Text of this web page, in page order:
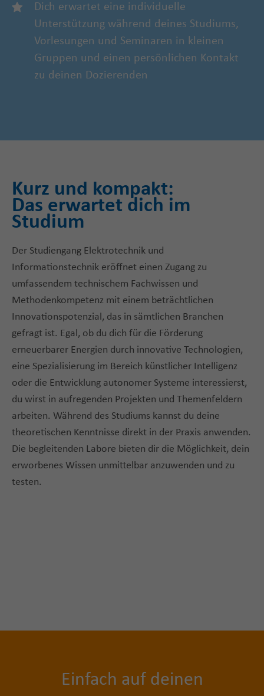
Dich erwartet eine individuelle
Unterstützung während deines Studiums,
Vorlesungen und Seminaren in kleinen
Gruppen und einen persönlichen Kontakt
zu deinen Dozierenden
Kurz und kompakt:
Das erwartet dich im
Studium
Der Studiengang Elektrotechnik und
Informationstechnik eröffnet einen Zugang zu
umfassendem technischem Fachwissen und
Methodenkompetenz mit einem beträchtlichen
Innovationspotenzial, das in sämtlichen Branchen
gefragt ist. Egal, ob du dich für die Förderung
erneuerbarer Energien durch innovative Technologien,
eine Spezialisierung im Bereich künstlicher Intelligenz
oder die Entwicklung autonomer Systeme interessierst,
du wirst in aufregenden Projekten und Themenfeldern
arbeiten. Während des Studiums kannst du deine
theoretischen Kenntnisse direkt in der Praxis anwenden.
Die begleitenden Labore bieten dir die Möglichkeit, dein
erworbenes Wissen unmittelbar anzuwenden und zu
testen.
Einfach auf deinen